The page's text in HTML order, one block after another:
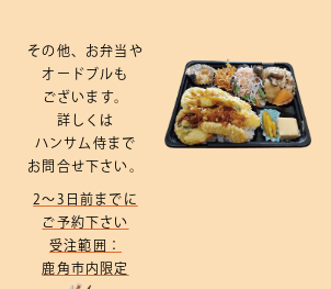
その他、 お弁当や
オードブルも
ございます。
詳しくは
ハンサム侍まで
お問合せ下さい。
2～3日前までに
ご予約下さい
受注範囲：
鹿角市内限定